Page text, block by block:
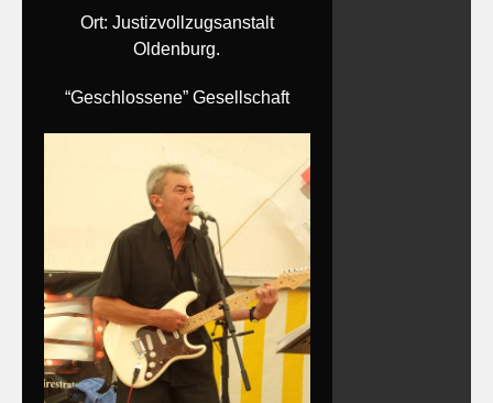
Ort: Justizvollzugsanstalt
Oldenburg.
“Geschlossene” Gesellschaft